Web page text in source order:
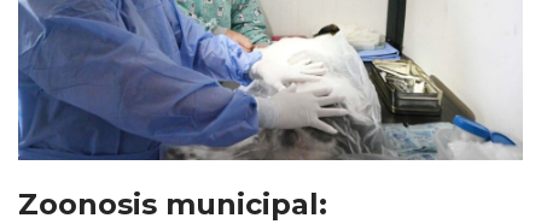
Zoonosis municipal: